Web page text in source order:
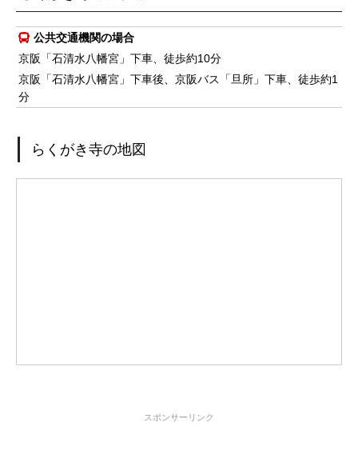
公共交通機関の場合
京阪「石清水八幡宮」下車、徒歩約10分
京阪「石清水八幡宮」下車後、京阪バス「旦所」下車、徒歩約1
分
らくがき寺の地図
スポンサーリンク